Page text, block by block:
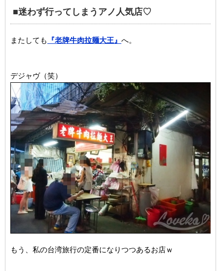
■迷わず行ってしまうアノ人気店♡
またしても 『老牌牛肉拉麺大王』 へ。
デジャヴ（笑）
もう、私の台湾旅行の定番になりつつあるお店ｗ